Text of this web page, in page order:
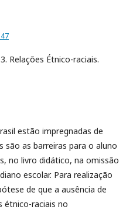
Relações Étnico-raciais.
estão impregnadas de
são as barreiras para o aluno
no livro didático, na omissão
escolar. Para realização
de que a ausência de
étnico-raciais no